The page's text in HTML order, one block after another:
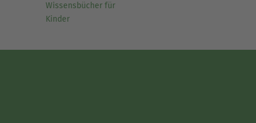
Wissensbücher für
Kinder